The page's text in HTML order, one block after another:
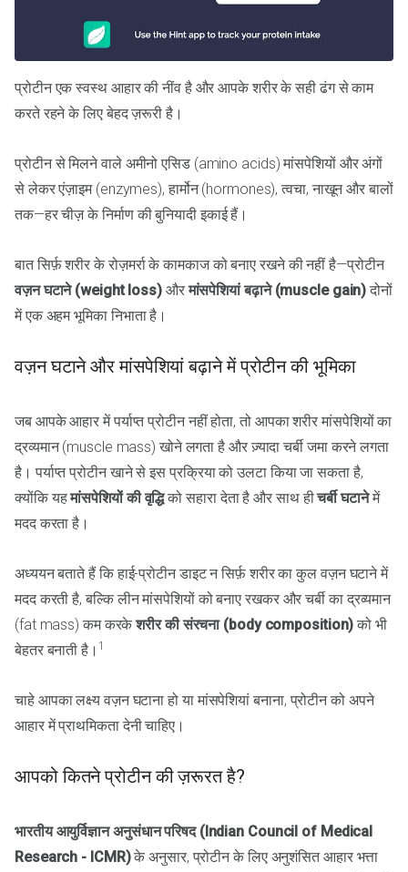
प्रोटीन एक स्वस्थ आहार की नींव है और आपके शरीर के सही ढंग से काम
करते रहने के लिए बेहद ज़रूरी है।
प्रोटीन से मिलने वाले अमीनो एसिड (amino acids) मांसपेशियों और अंगों
से लेकर एंज़ाइम (enzymes), हार्मोन (hormones), त्वचा, नाखून और बालों
तक—हर चीज़ के निर्माण की बुनियादी इकाई हैं।
बात सिर्फ़ शरीर के रोज़मर्रा के कामकाज को बनाए रखने की नहीं है—प्रोटीन
वज़न घटाने (weight loss)औरमांसपेशियां बढ़ाने (muscle gain) दोनों
में एक अहम भूमिका निभाता है।
वज़न घटाने और मांसपेशियां बढ़ाने में प्रोटीन की भूमिका
जब आपके आहार में पर्याप्त प्रोटीन नहीं होता, तो आपका शरीर मांसपेशियों का
द्रव्यमान (muscle mass) खोने लगता है और ज़्यादा चर्बी जमा करने लगता
है। पर्याप्त प्रोटीन खाने से इस प्रक्रिया को उलटा किया जा सकता है,
क्योंकि यहमांसपेशियों की वृद्धिको सहारा देता है और साथ हीचर्बी घटानेमें
मदद करता है।
अध्ययन बताते हैं कि हाई-प्रोटीन डाइट न सिर्फ़ शरीर का कुल वज़न घटाने में
मदद करती है, बल्कि लीन मांसपेशियों को बनाए रखकर और चर्बी का द्रव्यमान
(fat mass) कम करकेशरीर की संरचना (body composition) को भी
बेहतर बनाती है। 1
चाहे आपका लक्ष्य वज़न घटाना हो या मांसपेशियां बनाना, प्रोटीन को अपने
आहार में प्राथमिकता देनी चाहिए।
आपको कितने प्रोटीन की ज़रूरत है?
भारतीय आयुर्विज्ञान अनुसंधान परिषद (Indian Council of Medical
Research - ICMR)के अनुसार, प्रोटीन के लिए अनुशंसित आहार भत्ता